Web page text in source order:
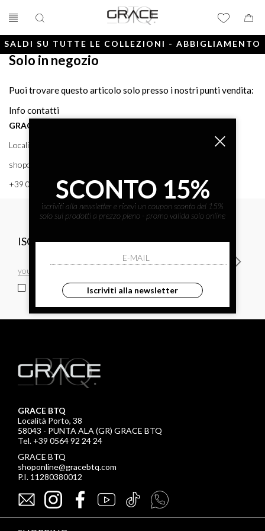
SALDI SU TUTTE LE COLLEZIONI - ABBIGLIAMENTO
Solo in negozio
Puoi trovare questo articolo solo presso i nostri punti vendita:
Info contatti
GRACE BTQ
Località Porto, 38 58043 - PUNTA ALA (GR) GRACE BTQ
shoponline@gracebtq.com
+39 0564 92 24 24
ISCRIVITI ALLA NEWSLETTER
ho letto ed accettato le condizioni sulla privacy.
GRACE BTQ
Località Porto, 38
58043 - PUNTA ALA (GR) GRACE BTQ
Tel. +39 0564 92 24 24
GRACE BTQ
shoponline@gracebtq.com
P.I. 11280380012
SCONTO 15%
iscriviti alla newsletter e ricevi un coupon sconto del 15%
solo sui prodotti a prezzo pieno - promo valida solo online
Iscriviti alla newsletter